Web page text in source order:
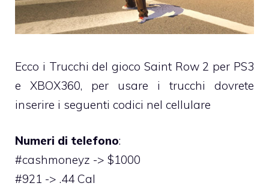
Ecco i Trucchi del gioco Saint Row 2 per PS3
e XBOX360, per usare i trucchi dovrete
inserire i seguenti codici nel cellulare
Numeri di telefono:
#cashmoneyz -> $1000
#921 -> .44 Cal